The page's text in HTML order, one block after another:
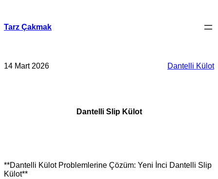
Tarz Çakmak
14 Mart 2026 Dantelli Külot
Dantelli Slip Külot
**Dantelli Külot Problemlerine Çözüm: Yeni İnci Dantelli Slip
Külot**